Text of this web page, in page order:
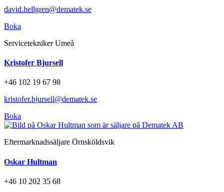
david.hellgren@dematek.se
Boka
Servicetekniker Umeå
Kristofer Bjursell
+46 102 19 67 98
kristofer.bjursell@dematek.se
Boka
Eftermarknadssäljare Örnsköldsvik
Oskar Hultman
+46 10 202 35 68